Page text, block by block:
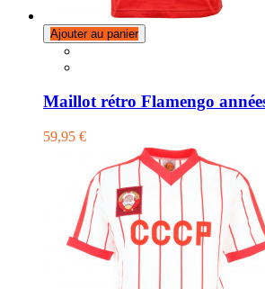
Ajouter au panier
Maillot rétro Flamengo
59,95 €